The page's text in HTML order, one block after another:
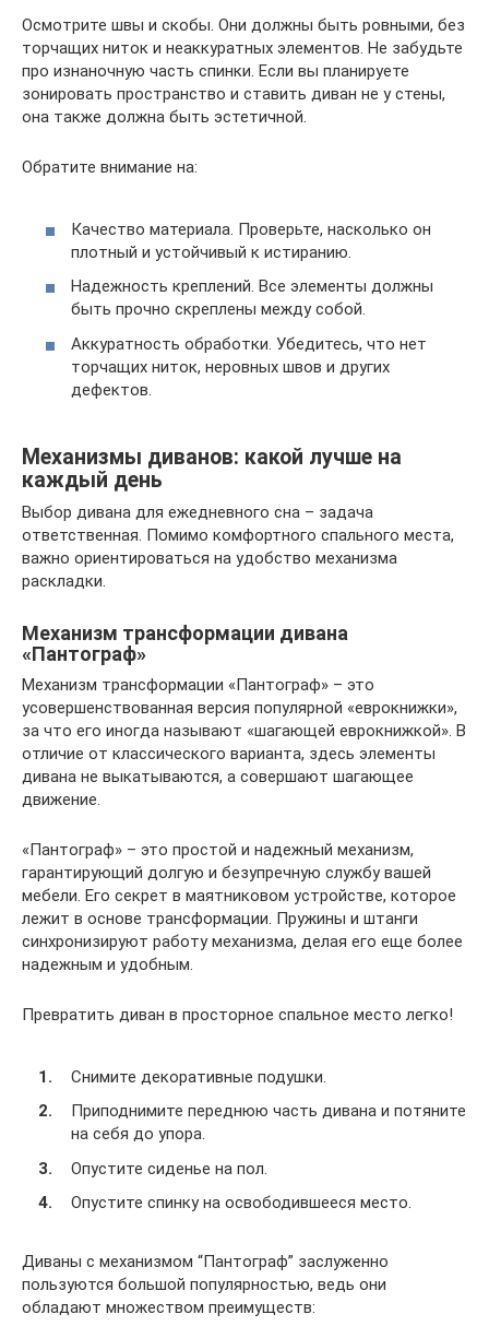
Осмотрите швы и скобы. Они должны быть ровными, без
торчащих ниток и неаккуратных элементов. Не забудьте
про изнаночную часть спинки. Если вы планируете
зонировать пространство и ставить диван не у стены,
она также должна быть эстетичной.
Обратите внимание на:
Качество материала. Проверьте, насколько он
плотный и устойчивый к истиранию.
Надежность креплений. Все элементы должны
быть прочно скреплены между собой.
Аккуратность обработки. Убедитесь, что нет
торчащих ниток, неровных швов и других
дефектов.
Механизмы диванов: какой лучше на
каждый день
Выбор дивана для ежедневного сна – задача
ответственная. Помимо комфортного спального места,
важно ориентироваться на удобство механизма
раскладки.
Механизм трансформации дивана
«Пантограф»
Механизм трансформации «Пантограф» – это
усовершенствованная версия популярной «еврокнижки»,
за что его иногда называют «шагающей еврокнижкой». В
отличие от классического варианта, здесь элементы
дивана не выкатываются, а совершают шагающее
движение.
«Пантограф» – это простой и надежный механизм,
гарантирующий долгую и безупречную службу вашей
мебели. Его секрет в маятниковом устройстве, которое
лежит в основе трансформации. Пружины и штанги
синхронизируют работу механизма, делая его еще более
надежным и удобным.
Превратить диван в просторное спальное место легко!
Снимите декоративные подушки.
Приподнимите переднюю часть дивана и потяните
на себя до упора.
Опустите сиденье на пол.
Опустите спинку на освободившееся место.
Диваны с механизмом “Пантограф” заслуженно
пользуются большой популярностью, ведь они
обладают множеством преимуществ: